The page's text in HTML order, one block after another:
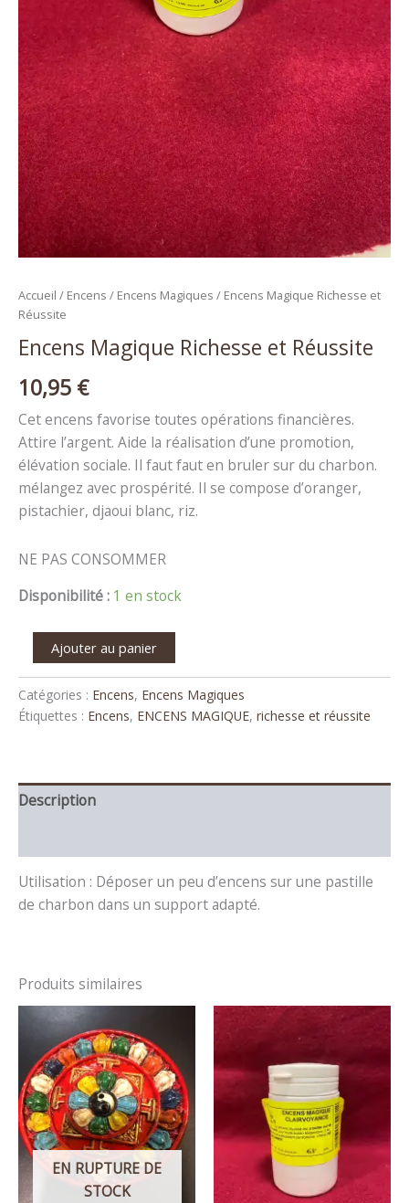
Accueil / Encens / Encens Magiques / Encens Magique Richesse et
Réussite
Encens Magique Richesse et Réussite
10,95 €
Cet encens favorise toutes opérations financières.
Attire l’argent. Aide la réalisation d’une promotion,
élévation sociale. Il faut faut en bruler sur du charbon.
mélangez avec prospérité. Il se compose d’oranger,
pistachier, djaoui blanc, riz.
NE PAS CONSOMMER
Disponibilité : 1 en stock
Ajouter au panier
Catégories : Encens, Encens Magiques
Étiquettes : Encens, ENCENS MAGIQUE, richesse et réussite
Description
Utilisation : Déposer un peu d’encens sur une pastille
de charbon dans un support adapté.
Produits similaires
EN RUPTURE DE
STOCK